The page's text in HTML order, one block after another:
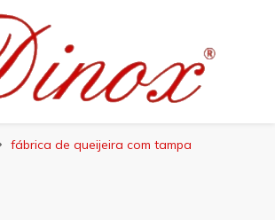
fábrica de queijeira com tampa